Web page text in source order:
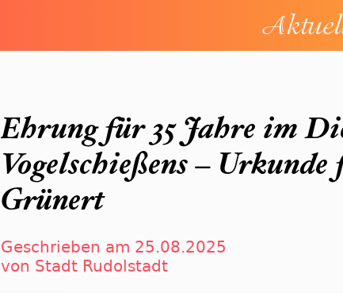
Ehrung für 35 Jahre im
Vogelschießens –
Grünert
Geschrieben am 25.08.2025
von Stadt Rudolstadt